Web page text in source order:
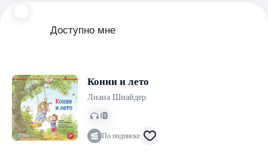
Доступно мне
Конни и лето
Лиана Шнайдер
По подписке